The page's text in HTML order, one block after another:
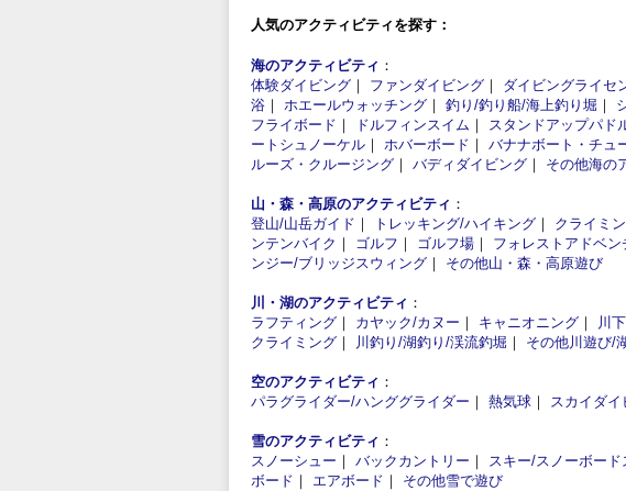
人気のアクティビティを探す：
海のアクティビティ ：
体験ダイビング ｜ ファンダイビング ｜ ダイビングライセ
浴 ｜ ホエールウォッチング ｜ 釣り/釣り船/海上釣り堀 ｜
フライボード ｜ ドルフィンスイム ｜ スタンドアップパド
ートシュノーケル ｜ ホバーボード ｜ バナナボート・チュ
ルーズ・クルージング ｜ バディダイビング ｜ その他海の
山・森・高原のアクティビティ ：
登山/山岳ガイド ｜ トレッキング/ハイキング ｜ クライミ
ンテンバイク ｜ ゴルフ ｜ ゴルフ場 ｜ フォレストアドベン
ンジー/ブリッジスウィング ｜ その他山・森・高原遊び
川・湖のアクティビティ ：
ラフティング ｜ カヤック/カヌー ｜ キャニオニング ｜ 川
クライミング ｜ 川釣り/湖釣り/渓流釣堀 ｜ その他川遊び/
空のアクティビティ ：
パラグライダー/ハンググライダー ｜ 熱気球 ｜ スカイダイ
雪のアクティビティ ：
スノーシュー ｜ バックカントリー ｜ スキー/スノーボード
ボード ｜ エアボード ｜ その他雪で遊び